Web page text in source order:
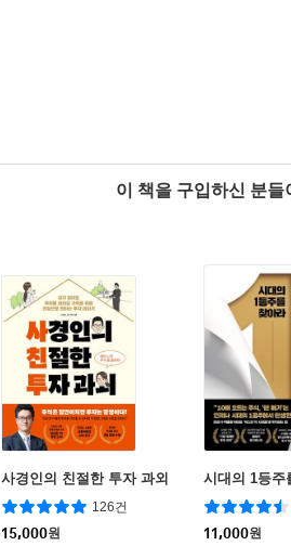
이 책을 구입하신 분
사경인의 친절한 투자 과외
126건
15,000원
시대의 1등주
11,000원